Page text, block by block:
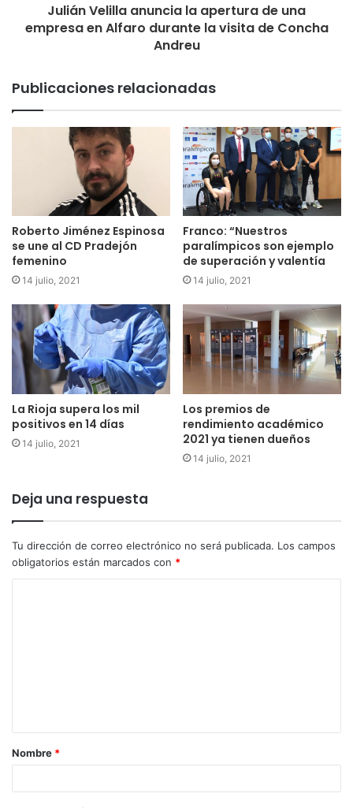
Julián Velilla anuncia la apertura de una
empresa en Alfaro durante la visita de Concha
Andreu
Publicaciones relacionadas
Roberto Jiménez Espinosa
se une al CD Pradejón
femenino
14 julio, 2021
Franco: “Nuestros
paralímpicos son ejemplo
de superación y valentía
14 julio, 2021
La Rioja supera los mil
positivos en 14 días
14 julio, 2021
Los premios de
rendimiento académico
2021 ya tienen dueños
14 julio, 2021
Deja una respuesta
Tu dirección de correo electrónico no será publicada. Los campos
obligatorios están marcados con *
Nombre *